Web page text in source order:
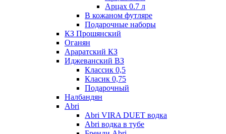
Арцах 0.7 л
В кожаном футляре
Подарочные наборы
КЗ Прошянский
Оганян
Араратский КЗ
Иджеванский ВЗ
Классик 0,5
Класик 0,75
Подарочный
Налбандян
Abri
Abri VIRA DUET водка
Abri водка в тубе